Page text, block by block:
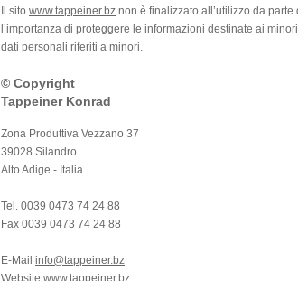
Il sito www.tappeiner.bz non è finalizzato all’utilizzo da
l’importanza di proteggere le informazioni destinate ai
dati personali riferiti a minori.
© Copyright
Tappeiner Konrad
Zona Produttiva Vezzano 37
39028 Silandro
Alto Adige - Italia
Tel. 0039 0473 74 24 88
Fax 0039 0473 74 24 88
E-Mail info@tappeiner.bz
Website www.tappeiner.bz